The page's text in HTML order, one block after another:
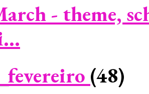
- theme,
fevereiro (48)